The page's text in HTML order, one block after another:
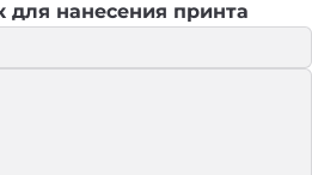
для нанесения принта